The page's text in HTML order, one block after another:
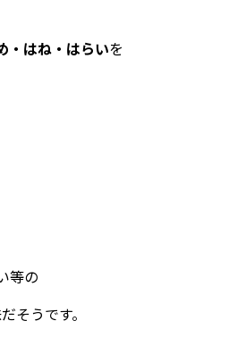
・はね・はらいを
等の
そうです。